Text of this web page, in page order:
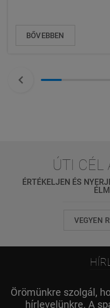
BŐVEBBEN
ÚTI CÉL
ÉRTÉKELJEN ÉS
VEGYEN
Örömünkre szolgál,
hírlevelünkre. A